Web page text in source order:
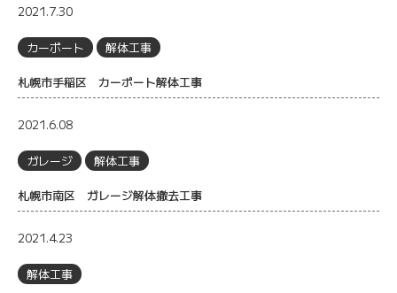
2021.7.30
カーポート 解体工事
札幌市手稲区 カーポート解体工事
2021.6.08
ガレージ 解体工事
札幌市南区 ガレージ解体撤去工事
2021.4.23
解体工事